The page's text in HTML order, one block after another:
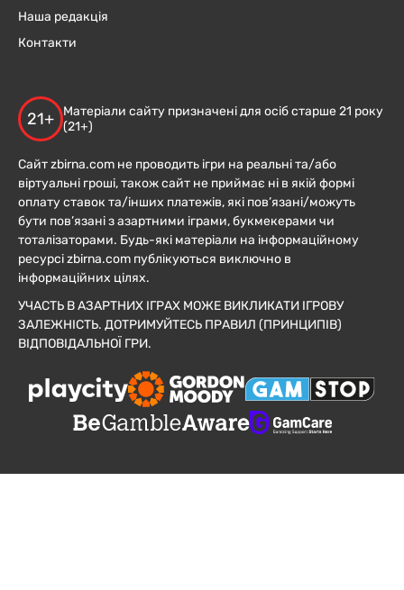
Наша редакція
Контакти
21+
Матеріали сайту призначені для осіб старше 21 року
(21+)
Сайт zbirna.com не проводить ігри на реальні та/або
віртуальні гроші, також сайт не приймає ні в якій формі
оплату ставок та/інших платежів, які пов’язані/можуть
бути пов’язані з азартними іграми, букмекерами чи
тоталізаторами. Будь-які матеріали на інформаційному
ресурсі zbirna.com публікуються виключно в
інформаційних цілях.
УЧАСТЬ В АЗАРТНИХ ІГРАХ МОЖЕ ВИКЛИКАТИ ІГРОВУ
ЗАЛЕЖНІСТЬ. ДОТРИМУЙТЕСЬ ПРАВИЛ (ПРИНЦИПІВ)
ВІДПОВІДАЛЬНОЇ ГРИ.